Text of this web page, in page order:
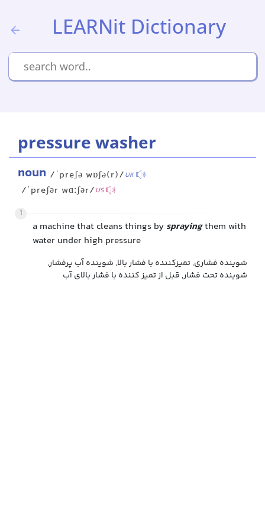
LEARNit Dictionary
pressure washer
noun /ˈpreʃə wɒʃə(r)/UK
/ˈpreʃər wɑːʃər/US
1
a machine that cleans things by sprayingthem with
water under high pressure
شوینده فشاری, تمیزکننده با فشار بالا, شوینده آب پرفشار,
شوینده تحت فشار, قبل از تمیز کننده با فشار بالای آب